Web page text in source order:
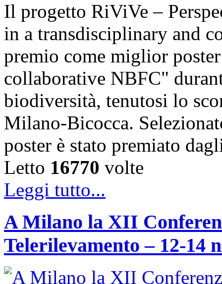
Il progetto RiViVe –
in a transdisciplinary and
premio come miglior
collaborative NBFC"
biodiversità, tenutosi lo
Milano-Bicocca.
poster è stato premiato
Letto 16770 volte
Leggi tutto...
A Milano la XII
Telerilevamento – 12-14